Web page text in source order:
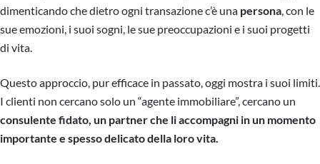
dimenticando che dietro ogni transazione c’è una persona, con le
sue emozioni, i suoi sogni, le sue preoccupazioni e i suoi progetti
di vita.
Questo approccio, pur efficace in passato, oggi mostra i suoi limiti.
I clienti non cercano solo un “agente immobiliare”, cercano un
consulente fidato, un partner che li accompagni in un momento
importante e spesso delicato della loro vita.